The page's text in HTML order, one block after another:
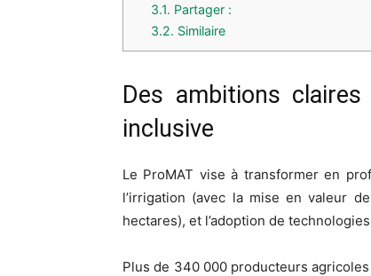
3.1. Partager :
3.2. Similaire
Des ambitions
inclusive
Le ProMAT vise à transformer en
l’irrigation (avec la mise en valeur
hectares), et l’adoption de
Plus de 340 000 producteurs